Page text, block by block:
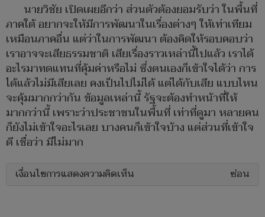
นายวิชัย เปิดเผยอีกว่า ส่วนตัวต้องยอมรับว่า ในพื้นที่
ภาคใต้ อยากจะให้มีการพัฒนาในเรื่องต่างๆ ให้เท่าเทียม
เหมือนภาคอื่น แต่ว่าในการพัฒนา ต้องคิดให้รอบคอบว่า
เราอาจจะเสียธรรมชาติ เสียเรื่องราวเหล่านี้ไปแล้ว เราได้
อะไรมาทดแทนที่คุ้มค่าหรือไม่ ซึ่งตนเองก็เข้าใจได้ว่า การ
ได้แล้วไม่มีเสียเลย คงเป็นไปไม่ได้ แต่ได้กับเสีย แบบไหน
จะคุ้มมากกว่ากัน ข้อมูลเหล่านี้ รัฐจะต้องทำหน้าที่ให้
มากกว่านี้ เพราะว่าประชาชนในพื้นที่ เท่าที่ดูมา หลายคน
ก็ยังไม่เข้าใจอะไรเลย บางคนก็เข้าใจบ้าง แต่ส่วนที่เข้าใจ
ดี เชื่อว่า มีไม่มาก
เงื่อนไขการแสดงความคิดเห็น ซ่อน